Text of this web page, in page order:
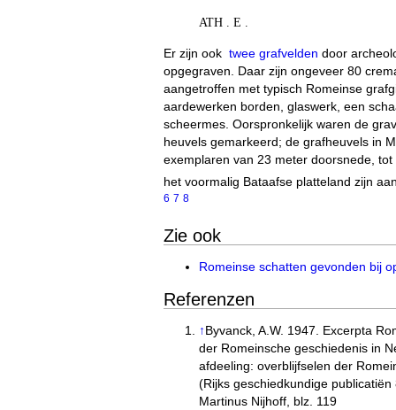
ATH . E .
Er zijn ook twee grafvelden door
opgegraven. Daar zijn ongeveer 80
aangetroffen met typisch Romeinse
aardewerken borden, glaswerk, een
scheermes. Oorspronkelijk waren de
heuvels gemarkeerd; de grafheuvels in
exemplaren van 23 meter doorsnede,
het voormalig Bataafse platteland zijn
6 7 8
Zie ook
Romeinse schatten gevonden bij
Referenzen
↑Byvanck, A.W. 1947. Excerpta
der Romeinsche geschiedenis in
afdeeling: overblijfselen der
(Rijks geschiedkundige
Martinus Nijhoff, blz. 119